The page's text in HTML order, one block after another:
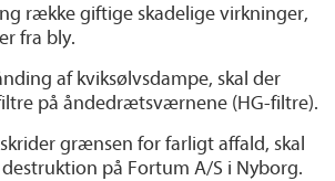
række giftige skadelige virkninger,
fra bly.
af kviksølvsdampe, skal der
på åndedrætsværnene (HG-filtre).
grænsen for farligt affald, skal
på Fortum A/S i Nyborg.